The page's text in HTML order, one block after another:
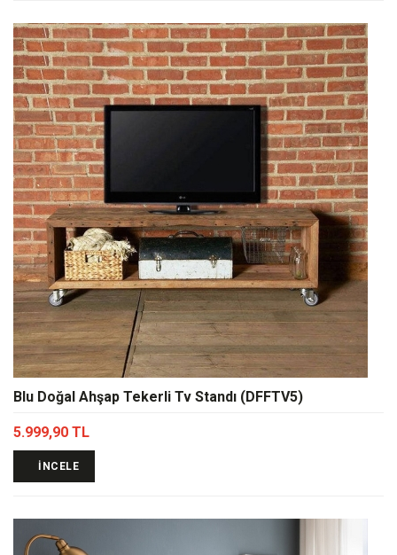
Blu Doğal Ahşap Tekerli Tv Standı (DFFTV5)
5.999,90 TL
İNCELE